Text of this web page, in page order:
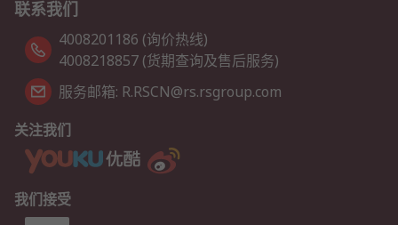
联系我们
4008201186 (询价热线)
4008218857 (货期查询及售后服务)
服务邮箱: R.RSCN@rs.rsgroup.com
关注我们
我们接受